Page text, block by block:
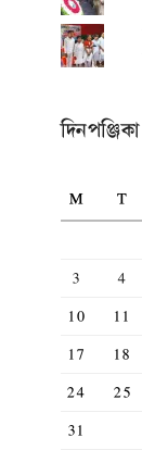
দিনপঞ্জিকা
M
T
3
4
10
11
17
18
24
25
31